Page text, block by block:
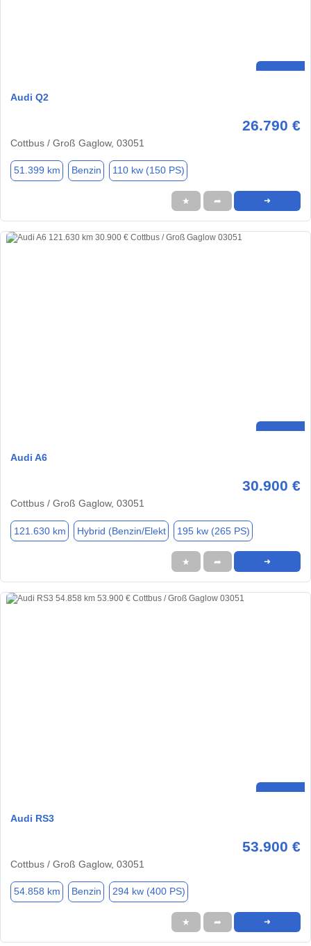
Audi Q2
26.790 €
Cottbus / Groß Gaglow, 03051
51.399 km Benzin 110 kw (150 PS)
★ ➦ ➜
Audi A6
30.900 €
Cottbus / Groß Gaglow, 03051
121.630 km Hybrid (Benzin/Elekt 195 kw (265 PS)
★ ➦ ➜
Audi RS3
53.900 €
Cottbus / Groß Gaglow, 03051
54.858 km Benzin 294 kw (400 PS)
★ ➦ ➜